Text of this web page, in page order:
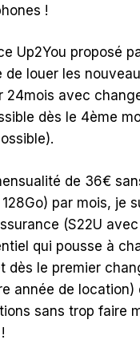
!
Up2You proposé
de louer les
24mois avec
dès le 4ème
de 36€
128Go) par mois, je
(S22U
qui pousse à
dès le premier
année de location)
sans trop faire